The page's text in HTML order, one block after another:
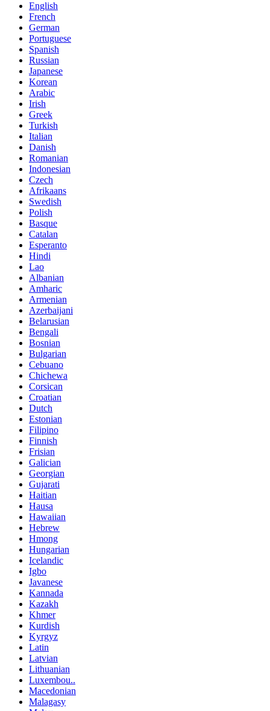
English
French
German
Portuguese
Spanish
Russian
Japanese
Korean
Arabic
Irish
Greek
Turkish
Italian
Danish
Romanian
Indonesian
Czech
Afrikaans
Swedish
Polish
Basque
Catalan
Esperanto
Hindi
Lao
Albanian
Amharic
Armenian
Azerbaijani
Belarusian
Bengali
Bosnian
Bulgarian
Cebuano
Chichewa
Corsican
Croatian
Dutch
Estonian
Filipino
Finnish
Frisian
Galician
Georgian
Gujarati
Haitian
Hausa
Hawaiian
Hebrew
Hmong
Hungarian
Icelandic
Igbo
Javanese
Kannada
Kazakh
Khmer
Kurdish
Kyrgyz
Latin
Latvian
Lithuanian
Luxembou..
Macedonian
Malagasy